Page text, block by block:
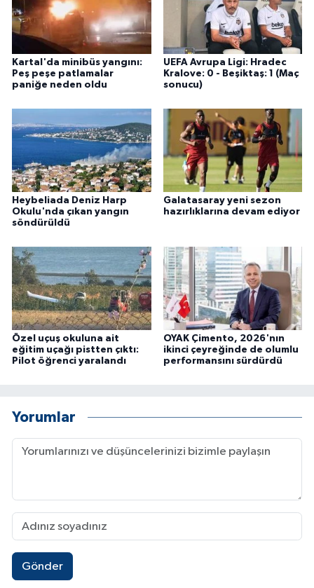
Kartal'da minibüs yangını:
Peş peşe patlamalar
paniğe neden oldu
UEFA Avrupa Ligi: Hradec
Kralove: 0 - Beşiktaş: 1 (Maç
sonucu)
Heybeliada Deniz Harp
Okulu'nda çıkan yangın
söndürüldü
Galatasaray yeni sezon
hazırlıklarına devam ediyor
Özel uçuş okuluna ait
eğitim uçağı pistten çıktı:
Pilot öğrenci yaralandı
OYAK Çimento, 2026'nın
ikinci çeyreğinde de olumlu
performansını sürdürdü
Yorumlar
Gönder
YAŞAM
YEREL
Yerel Haberler